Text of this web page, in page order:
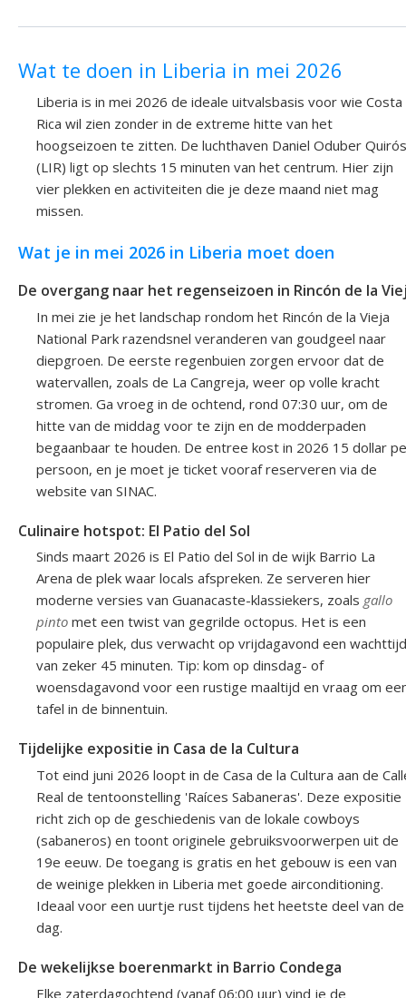
Wat te doen in Liberia in mei 2026
Liberia is in mei 2026 de ideale uitvalsbasis voor wie Costa
Rica wil zien zonder in de extreme hitte van het
hoogseizoen te zitten. De luchthaven Daniel Oduber Quirós
(LIR) ligt op slechts 15 minuten van het centrum. Hier zijn
vier plekken en activiteiten die je deze maand niet mag
missen.
Wat je in mei 2026 in Liberia moet doen
De overgang naar het regenseizoen in Rincón de la
In mei zie je het landschap rondom het Rincón de la Vieja
National Park razendsnel veranderen van goudgeel naar
diepgroen. De eerste regenbuien zorgen ervoor dat de
watervallen, zoals de La Cangreja, weer op volle kracht
stromen. Ga vroeg in de ochtend, rond 07:30 uur, om de
hitte van de middag voor te zijn en de modderpaden
begaanbaar te houden. De entree kost in 2026 15 dollar
persoon, en je moet je ticket vooraf reserveren via de
website van SINAC.
Culinaire hotspot: El Patio del Sol
Sinds maart 2026 is El Patio del Sol in de wijk Barrio La
Arena de plek waar locals afspreken. Ze serveren hier
moderne versies van Guanacaste-klassiekers, zoals gallo
pinto met een twist van gegrilde octopus. Het is een
populaire plek, dus verwacht op vrijdagavond een wachttijd
van zeker 45 minuten. Tip: kom op dinsdag- of
woensdagavond voor een rustige maaltijd en vraag om
tafel in de binnentuin.
Tijdelijke expositie in Casa de la Cultura
Tot eind juni 2026 loopt in de Casa de la Cultura aan de
Real de tentoonstelling 'Raíces Sabaneras'. Deze expositie
richt zich op de geschiedenis van de lokale cowboys
(sabaneros) en toont originele gebruiksvoorwerpen uit de
19e eeuw. De toegang is gratis en het gebouw is een van
de weinige plekken in Liberia met goede airconditioning.
Ideaal voor een uurtje rust tijdens het heetste deel van de
dag.
De wekelijkse boerenmarkt in Barrio Condega
Elke zaterdagochtend (vanaf 06:00 uur) vind je de